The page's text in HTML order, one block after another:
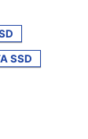
SSD